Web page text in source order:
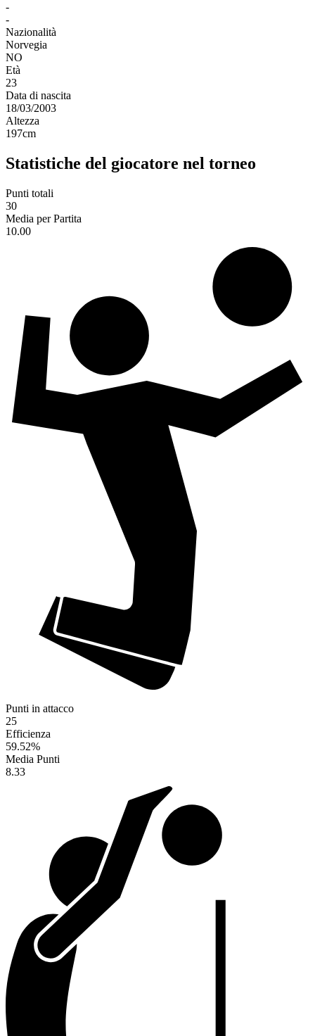
-
-
Nazionalità
Norvegia
NO
Età
23
Data di nascita
18/03/2003
Altezza
197cm
Statistiche del giocatore nel torneo
Punti totali
30
Media per Partita
10.00
Punti in attacco
25
Efficienza
59.52%
Media Punti
8.33